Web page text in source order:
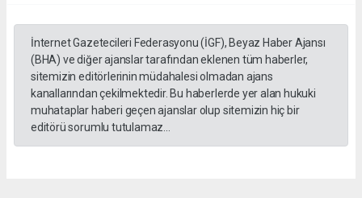
İnternet Gazetecileri Federasyonu (İGF), Beyaz Haber Ajansı
(BHA) ve diğer ajanslar tarafından eklenen tüm haberler,
sitemizin editörlerinin müdahalesi olmadan ajans
kanallarından çekilmektedir. Bu haberlerde yer alan hukuki
muhataplar haberi geçen ajanslar olup sitemizin hiç bir
editörü sorumlu tutulamaz...